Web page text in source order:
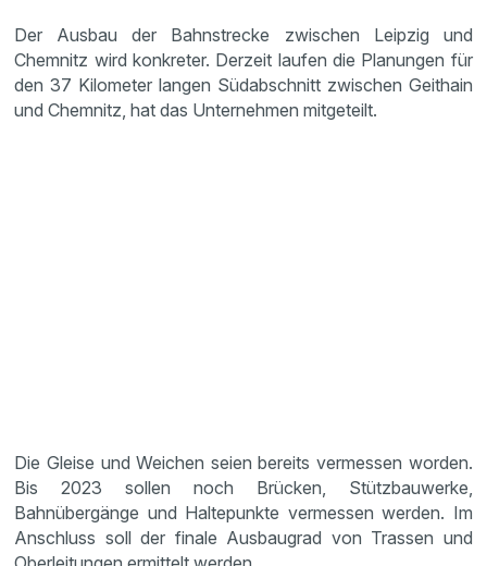
Der Ausbau der Bahnstrecke zwischen Leipzig und
Chemnitz wird konkreter. Derzeit laufen die Planungen für
den 37 Kilometer langen Südabschnitt zwischen Geithain
und Chemnitz, hat das Unternehmen mitgeteilt.
Die Gleise und Weichen seien bereits vermessen worden.
Bis 2023 sollen noch Brücken, Stützbauwerke,
Bahnübergänge und Haltepunkte vermessen werden. Im
Anschluss soll der finale Ausbaugrad von Trassen und